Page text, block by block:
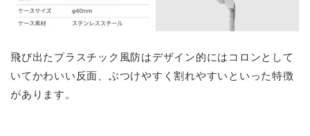
飛び出たプラスチック風防はデザイン的にはコロンとして
いてかわいい反面、ぶつけやすく割れやすいといった特徴
があります。